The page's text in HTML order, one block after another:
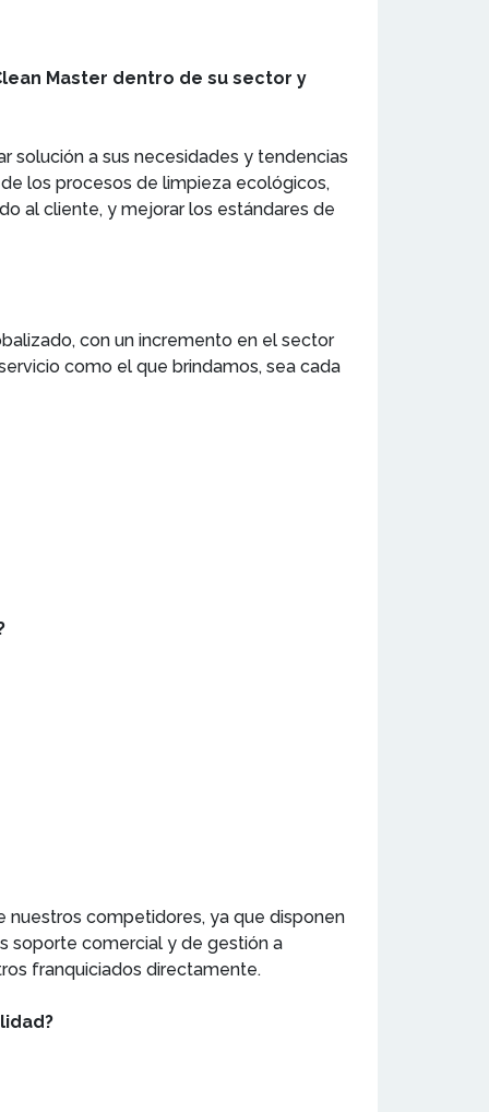
Master dentro de su sector y
solución a sus necesidades y tendencias
los procesos de limpieza ecológicos,
al cliente, y mejorar los estándares de
con un incremento en el sector
como el que brindamos, sea cada
nuestros competidores, ya que disponen
soporte comercial y de gestión a
franquiciados directamente.